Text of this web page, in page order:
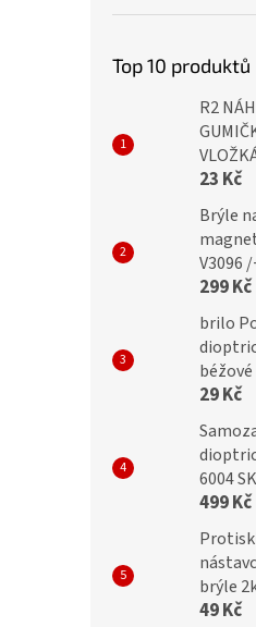
Top 10 produktů
R2
23 Kč
Brýle
V3096
299 Kč
brilo
béžové
29 Kč
6004
499 Kč
brýle
49 Kč